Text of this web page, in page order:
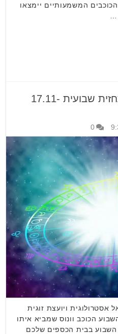
זה הכוכבים המשמעותיים יימצאו
הורוסקופ/אסטרולוגיה: תחזית שבועית 17.11-
0
ויועצת זוגית
הכוכב וונוס שמביא איתו
השבוע בבית הכספים שלכם